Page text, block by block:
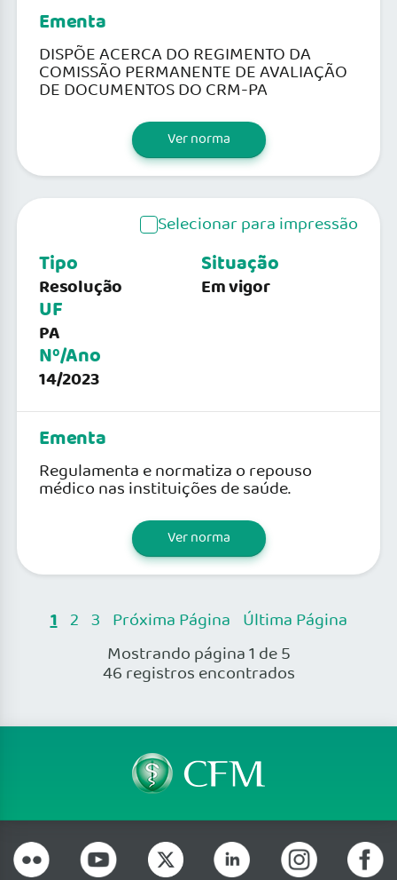
Ementa
DISPÕE ACERCA DO REGIMENTO DA
COMISSÃO PERMANENTE DE AVALIAÇÃO
DE DOCUMENTOS DO CRM-PA
Ver norma
Selecionar para impressão
Tipo
Resolução
UF
PA
Nº/Ano
14/2023
Situação
Em vigor
Ementa
Regulamenta e normatiza o repouso
médico nas instituições de saúde.
Ver norma
1 2 3 Próxima Página Última Página
Mostrando página 1 de 5
46 registros encontrados